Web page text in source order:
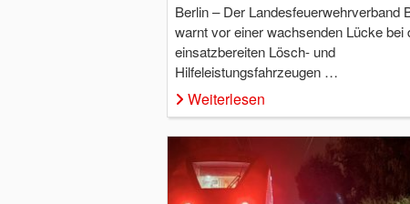
Berlin – Der Landesfeuerwehrverband
warnt vor einer wachsenden Lücke bei
einsatzbereiten Lösch- und
Hilfeleistungsfahrzeugen …
Weiterlesen